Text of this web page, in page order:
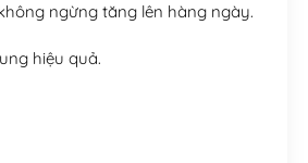
ngừng tăng lên hàng ngày.
hiệu quả.